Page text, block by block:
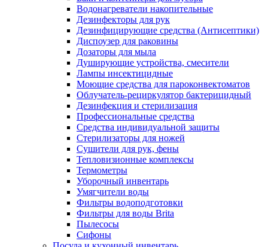
Водонагреватели накопительные
Дезинфекторы для рук
Дезинфицирующие средства (Антисептики)
Диспоузер для раковины
Дозаторы для мыла
Душирующие устройства, смесители
Лампы инсектицидные
Моющие средства для пароконвектоматов
Облучатель-рециркулятор бактерицидный
Дезинфекция и стерилизация
Профессиональные средства
Средства индивидуальной защиты
Стерилизаторы для ножей
Сушители для рук, фены
Тепловизионные комплексы
Термометры
Уборочный инвентарь
Умягчители воды
Фильтры водоподготовки
Фильтры для воды Brita
Пылесосы
Сифоны